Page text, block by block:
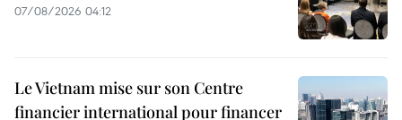
07/08/2026 04:12
Le Vietnam mise sur son Centre
financier international pour financer